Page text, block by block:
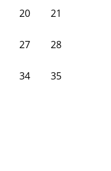
20 21
27 28
34 35